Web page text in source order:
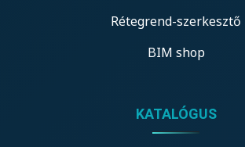
Rétegrend-szerkesztő
BIM shop
KATALÓGUS